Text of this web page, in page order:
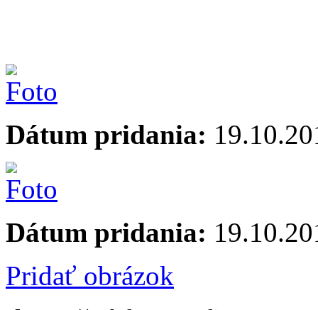
Dátum pridania:
Dátum pridania:
Pridať obrázok